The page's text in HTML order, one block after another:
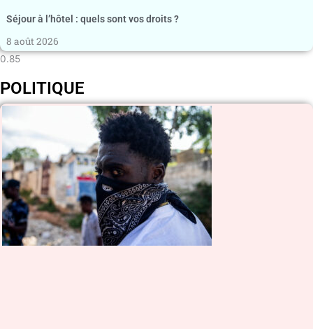
Séjour à l’hôtel : quels sont vos droits ?
8 août 2026
POLITIQUE